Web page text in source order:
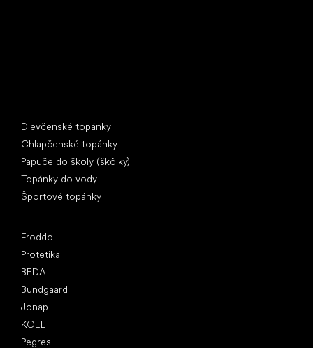
Dievčenské topánky
Chlapčenské topánky
Papuče do školy (škôlky)
Topánky do vody
Športové topánky
Froddo
Protetika
BEDA
Bundgaard
Jonap
KOEL
Pegres